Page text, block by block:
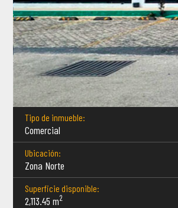
Tipo de inmueble:
Comercial
Ubicación:
Zona Norte
Superficie disponible:
2,113.45m2